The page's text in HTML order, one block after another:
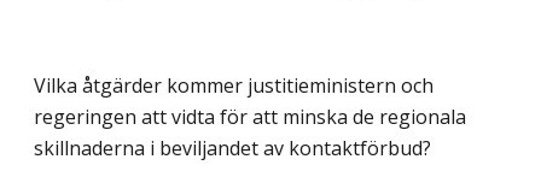
Vilka åtgärder kommer justitieministern och
regeringen att vidta för att minska de regionala
skillnaderna i beviljandet av kontaktförbud?